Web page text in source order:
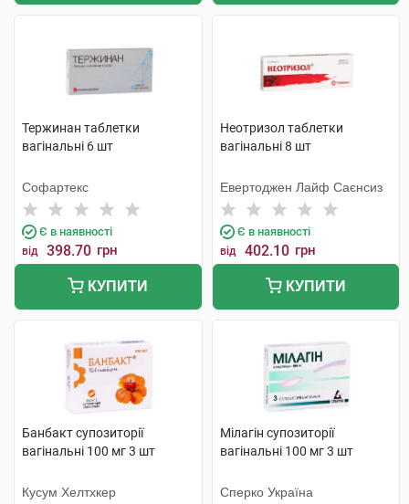
Тержинан таблетки
вагінальні 6 шт
Софартекс
Є в наявності
від 398.70 грн
КУПИТИ
Неотризол таблетки
вагінальні 8 шт
Евертоджен Лайф Саєнсиз
Є в наявності
від 402.10 грн
КУПИТИ
Банбакт супозиторії
вагінальні 100 мг 3 шт
Кусум Хелтхкер
Мілагін супозиторії
вагінальні 100 мг 3 шт
Сперко Україна